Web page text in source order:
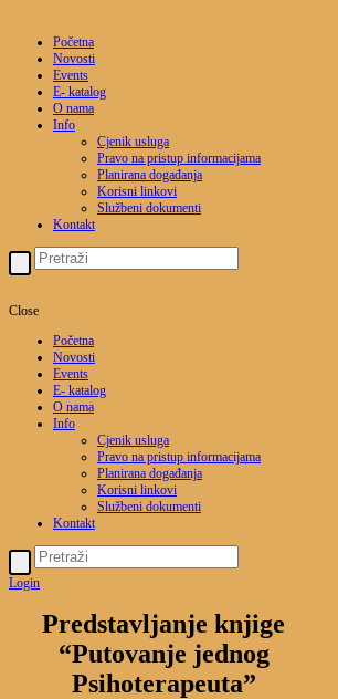
Početna
Novosti
Events
E- katalog
O nama
Info
Cjenik usluga
Pravo na pristup informacijama
Planirana događanja
Korisni linkovi
Službeni dokumenti
Kontakt
Close
Početna
Novosti
Events
E- katalog
O nama
Info
Cjenik usluga
Pravo na pristup informacijama
Planirana događanja
Korisni linkovi
Službeni dokumenti
Kontakt
Login
Predstavljanje knjige
“Putovanje jednog
Psihoterapeuta”